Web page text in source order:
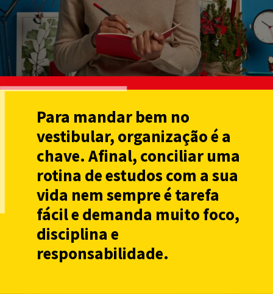
Para mandar bem no
vestibular, organização é a
chave. Afinal, conciliar uma
rotina de estudos com a sua
vida nem sempre é tarefa
fácil e demanda muito foco,
disciplina e
responsabilidade.